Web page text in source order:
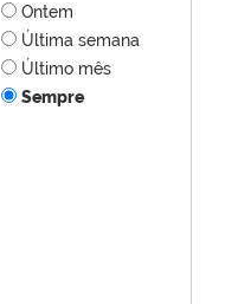
Ontem
Última semana
Último mês
Sempre